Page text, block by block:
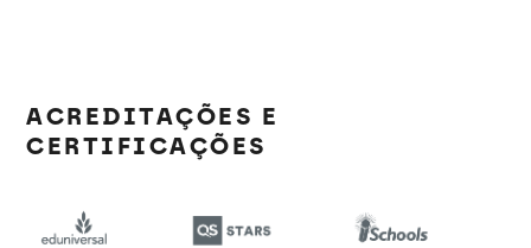
ACREDITAÇÕES E
CERTIFICAÇÕES